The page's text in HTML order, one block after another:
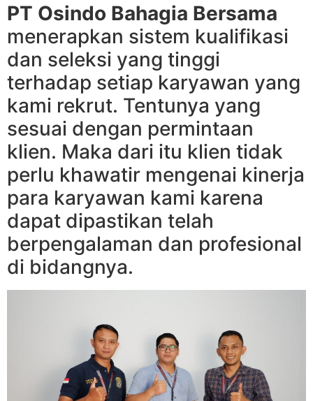
PT Osindo Bahagia Bersama
menerapkan sistem kualifikasi
dan seleksi yang tinggi
terhadap setiap karyawan yang
kami rekrut. Tentunya yang
sesuai dengan permintaan
klien. Maka dari itu klien tidak
perlu khawatir mengenai kinerja
para karyawan kami karena
dapat dipastikan telah
berpengalaman dan profesional
di bidangnya.